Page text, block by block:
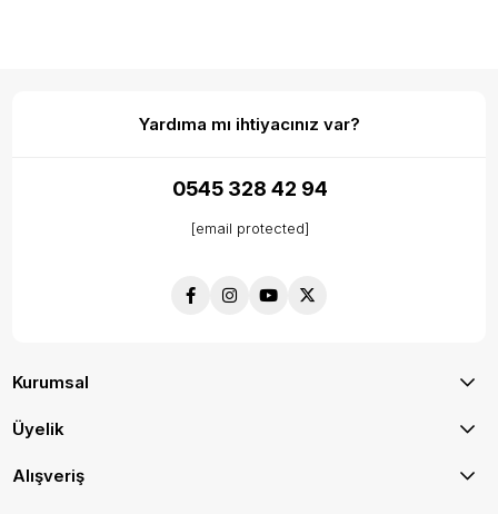
Yardıma mı ihtiyacınız var?
0545 328 42 94
[email protected]
Kurumsal
Üyelik
Alışveriş